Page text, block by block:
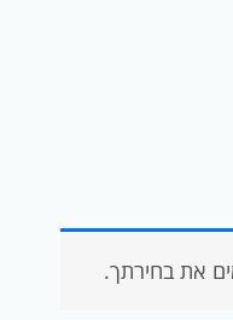
את בחירתך.